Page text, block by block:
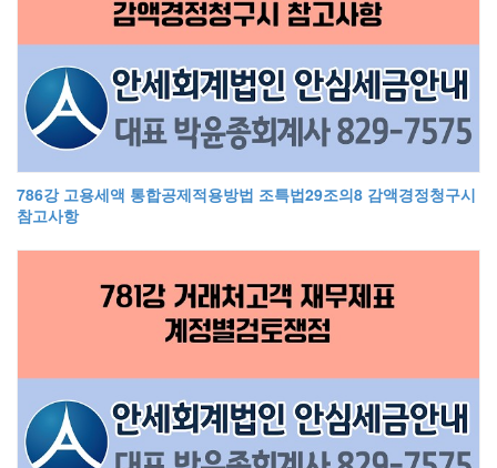
786강 고용세액 통합공제적용방법 조특법29조의8 감액경정청구시
참고사항